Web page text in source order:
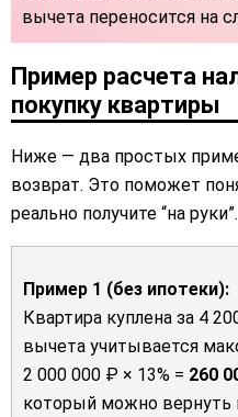
вычета переносится на
Пример расчета
покупку квартиры
Ниже — два простых
возврат. Это поможет
реально получите “на руки”.
Пример 1 (без ипотеки):
Квартира куплена за 4
вычета учитывается
2 000 000 ₽ × 13% = 260
который можно вернуть